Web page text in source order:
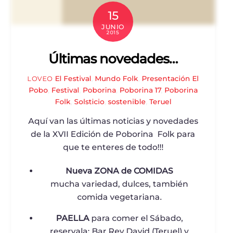
15
JUNIO
2015
Últimas novedades…
LOVEO El Festival Mundo Folk Presentación El
Pobo, Festival Poborina, Poborina 17, Poborina
Folk, Solsticio, sostenible Teruel
Aquí van las últimas noticias y novedades
de la XVII Edición de Poborina Folk para
que te enteres de todo!!!
Nueva ZONA de COMIDAS
mucha variedad, dulces, también
comida vegetariana.
PAELLA para comer el Sábado,